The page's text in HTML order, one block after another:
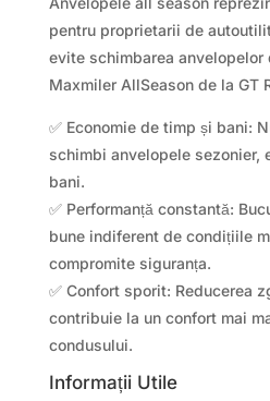
pentru proprietarii de
evite schimbarea anvelopelor
Maxmiler AllSeason de la GT
✅ Economie de timp și bani:
schimbi anvelopele sezonier,
bani.
✅ Performanță constantă:
bune indiferent de condițiile
compromite siguranța.
✅ Confort sporit: Reducerea
contribuie la un confort mai
condusului.
Informații Utile